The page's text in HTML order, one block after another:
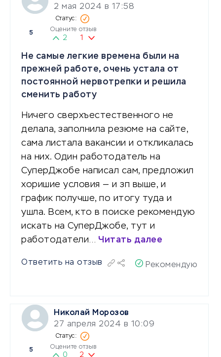
2 мая 2024 в 17:58
5
Оцените отзыв
2 1
Не самые легкие времена были на
прежней работе, очень устала от
постоянной нервотрепки и решила
сменить работу
Ничего сверхъестественного не
делала, заполнила резюме на сайте,
сама листала вакансии и откликалась
на них. Один работодатель на
СуперДжобе написал сам, предложил
хоришие условия — и зп выше, и
график получше, по итогу туда и
ушла. Всем, кто в поиске рекомендую
искать на СуперДжобе, тут и
работодатели… Читать далее
Ответить на отзыв Рекомендую
Николай Морозов
27 апреля 2024 в 10:09
5 Оцените отзыв
0 2